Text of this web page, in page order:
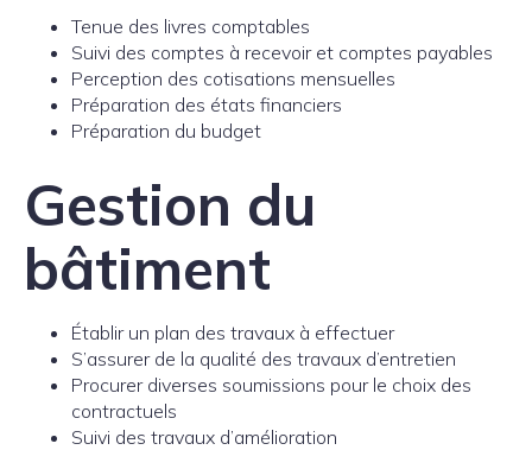
Tenue des livres comptables
Suivi des comptes à recevoir et comptes payables
Perception des cotisations mensuelles
Préparation des états financiers
Préparation du budget
Gestion du
bâtiment
Établir un plan des travaux à effectuer
S’assurer de la qualité des travaux d’entretien
Procurer diverses soumissions pour le choix des
contractuels
Suivi des travaux d’amélioration